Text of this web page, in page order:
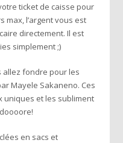
ticket de caisse pour
max, l’argent vous est
directement. Il est
simplement ;)
allez fondre pour les
Mayele Sakaneno. Ces
uniques et les subliment
en sacs et